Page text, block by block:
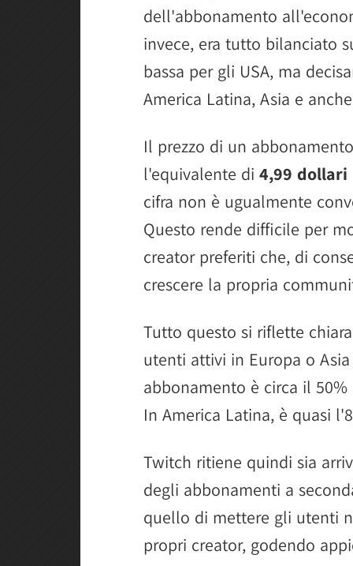
dell'abbonamento
invece, era tutto bilanciato
bassa per gli USA, ma
America Latina, Asia e
Il prezzo di un
l'equivalente di 4,99 dollari
cifra non è ugualmente
Questo rende difficile per
creator preferiti che, di
crescere la propria
Tutto questo si riflette
utenti attivi in Europa o
abbonamento è circa il
In America Latina, è quasi
Twitch ritiene quindi sia
degli abbonamenti a
quello di mettere gli utenti
propri creator, godendo